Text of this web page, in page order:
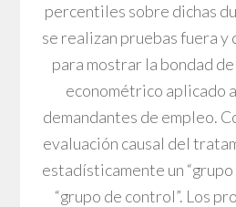
percentiles sobre dichas
se realizan pruebas fuera
para mostrar la bondad
econométrico aplicado
demandantes de empleo.
evaluación causal del
estadísticamente un
“grupo de control”. Los